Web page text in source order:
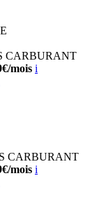
CARBURANT
mois i
CARBURANT
mois i